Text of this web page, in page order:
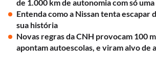
de 1.000 km de autonomia com só
Entenda como a Nissan tenta escapar
sua história
Novas regras da CNH provocam 100
apontam autoescolas, e viram alvo de